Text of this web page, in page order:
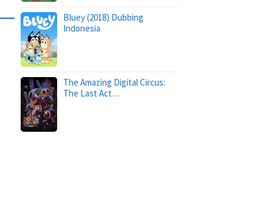
Bluey (2018) Dubbing
Indonesia
The Amazing Digital Circus:
The Last Act…